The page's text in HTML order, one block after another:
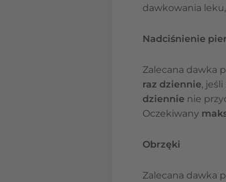
dawkowania
Nadciśnienie
Zalecana dawka
raz dziennie,
dziennie nie
Oczekiwany
Obrzęki
Zalecana dawka